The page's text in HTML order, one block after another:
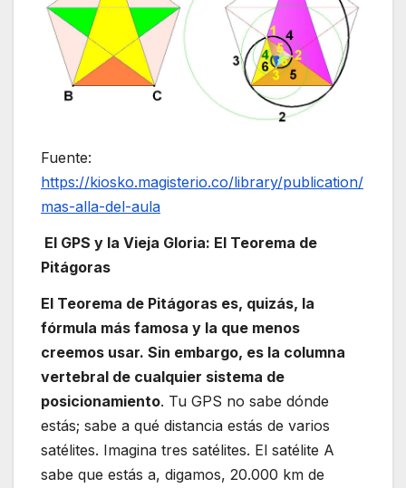
Fuente:
https://kiosko.magisterio.co/library/publication/
mas-alla-del-aula
El GPS y la Vieja Gloria: El Teorema de
Pitágoras
El Teorema de Pitágoras es, quizás, la
fórmula más famosa y la que menos
creemos usar. Sin embargo, es la columna
vertebral de cualquier sistema de
posicionamiento. Tu GPS no sabe dónde
estás; sabe a qué distancia estás de varios
satélites. Imagina tres satélites. El satélite A
sabe que estás a, digamos, 20.000 km de